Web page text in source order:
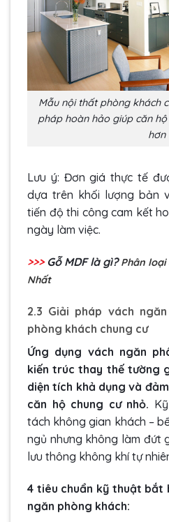
Mẫu nội thất phòng khách
pháp hoàn hảo giúp căn
hơn
Lưu ý: Đơn giá thực tế
dựa trên khối lượng bản
tiến độ thi công cam kết
ngày làm việc.
>>> Gỗ MDF là gì?Phân loại
Nhất
2.3 Giải pháp vách
phòng khách chung cư
Ứng dụng vách ngăn
kiến trúc thay thế tường
diện tích khả dụng và
căn hộ chung cư nhỏ.
tách không gian khách –
ngủ nhưng không làm đứt
lưu thông không khí tự
4 tiêu chuẩn kỹ thuật bắt
ngăn phòng khách: